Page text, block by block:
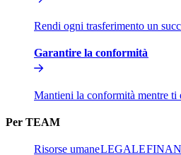
Rendi ogni trasferimento un
Garantire la conformità​​
Mantieni la conformità mentre ti
Per TEAM​​
Risorse umane​​LEGALE​​